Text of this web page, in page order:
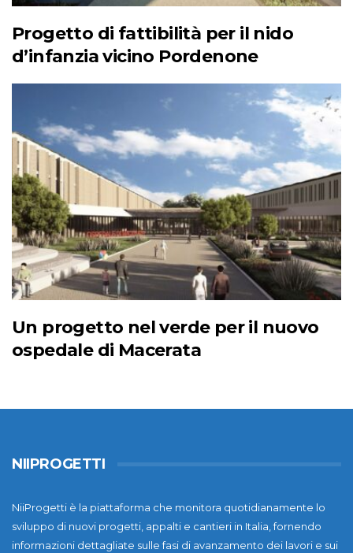
Progetto di fattibilità per il nido
d’infanzia vicino Pordenone
Un progetto nel verde per il nuovo
ospedale di Macerata
NIIPROGETTI
NiiProgetti è la piattaforma che monitora quotidianamente lo
sviluppo di nuovi progetti, appalti e cantieri in Italia, fornendo
informazioni dettagliate sulle fasi di avanzamento dei lavori e sui